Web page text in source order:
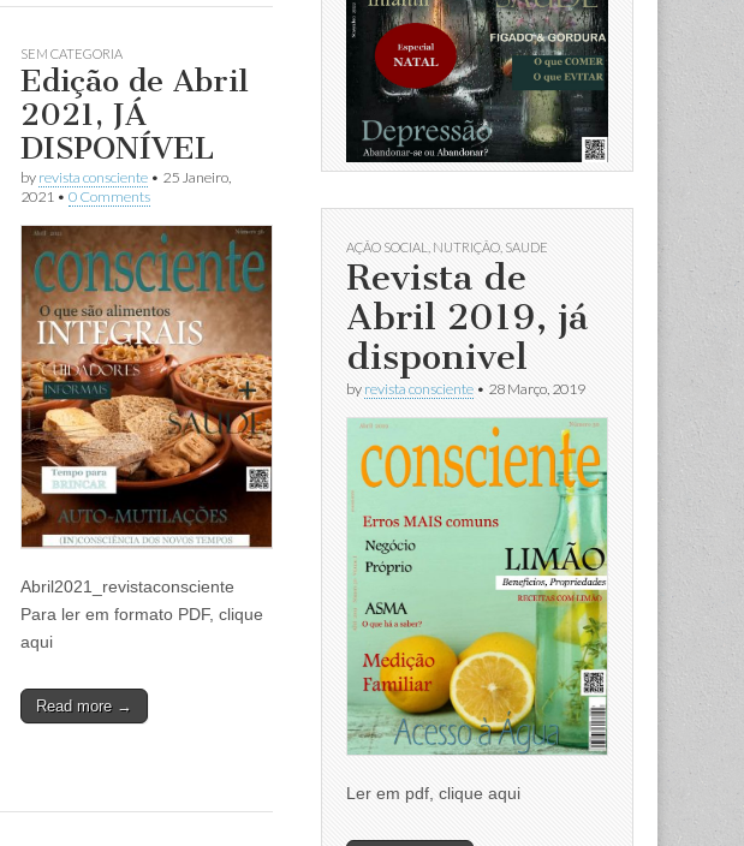
SEM CATEGORIA
Edição de Abril
2021, JÁ
DISPONÍVEL
by revista consciente• 25 Janeiro,
2021 • 0 Comments
Abril2021_revistaconsciente
Para ler em formato PDF, clique
aqui
Read more →
AÇÃO SOCIAL NUTRIÇÃO SAUDE
Revista de
Abril 2019, já
disponivel
by revista consciente • 28 Março, 2019
Ler em pdf, clique aqui